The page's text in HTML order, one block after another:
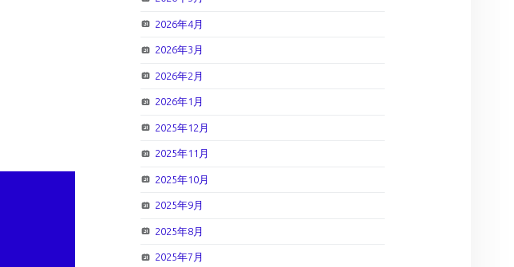
2026年4月
2026年3月
2026年2月
2026年1月
2025年12月
2025年11月
2025年10月
2025年9月
2025年8月
2025年7月